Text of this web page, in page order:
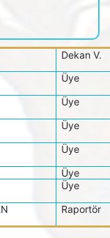
Dekan V.
Üye
Üye
Üye
Üye
Üye
Üye
Raportör